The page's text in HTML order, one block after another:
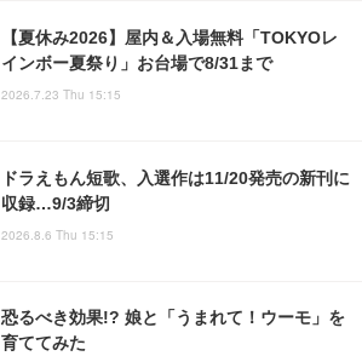
【夏休み2026】屋内＆入場無料「TOKYOレ
インボー夏祭り」お台場で8/31まで
2026.7.23 Thu 15:15
ドラえもん短歌、入選作は11/20発売の新刊に
収録…9/3締切
2026.8.6 Thu 15:15
恐るべき効果!? 娘と「うまれて！ウーモ」を
育ててみた